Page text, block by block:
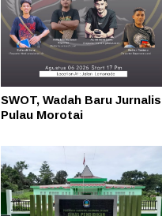
SWOT, Wadah Baru Jurnalis
Pulau Morotai